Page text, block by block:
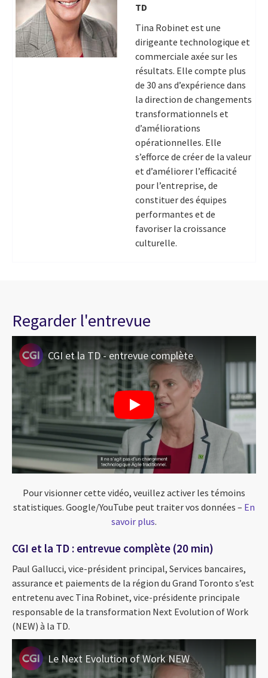
TD
Tina Robinet est une
dirigeante technologique et
commerciale axée sur les
résultats. Elle compte plus
de 30 ans d’expérience dans
la direction de changements
transformationnels et
d’améliorations
opérationnelles. Elle
s’efforce de créer de la valeur
et d’améliorer l’efficacité
pour l’entreprise, de
constituer des équipes
performantes et de
favoriser la croissance
culturelle.
Regarder l'entrevue
CGI et la TD - entrevue complète
Pour visionner cette vidéo, veuillez activer les témoins
statistiques. Google/YouTube peut traiter vos données – En
savoir plus.
CGI et la TD : entrevue complète (20 min)
Paul Gallucci, vice-président principal, Services bancaires,
assurance et paiements de la région du Grand Toronto s’est
entretenu avec Tina Robinet, vice-présidente principale
responsable de la transformation Next Evolution of Work
(NEW) à la TD.
Le Next Evolution of Work NEW